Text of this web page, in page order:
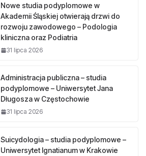
Nowe studia podyplomowe w
Akademii Śląskiej otwierają drzwi do
rozwoju zawodowego – Podologia
kliniczna oraz Podiatria
31 lipca 2026
Administracja publiczna – studia
podyplomowe – Uniwersytet Jana
Długosza w Częstochowie
31 lipca 2026
Suicydologia – studia podyplomowe –
Uniwersytet Ignatianum w Krakowie